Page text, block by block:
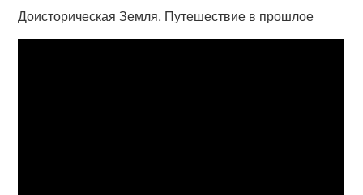
Доисторическая Земля. Путешествие в прошлое